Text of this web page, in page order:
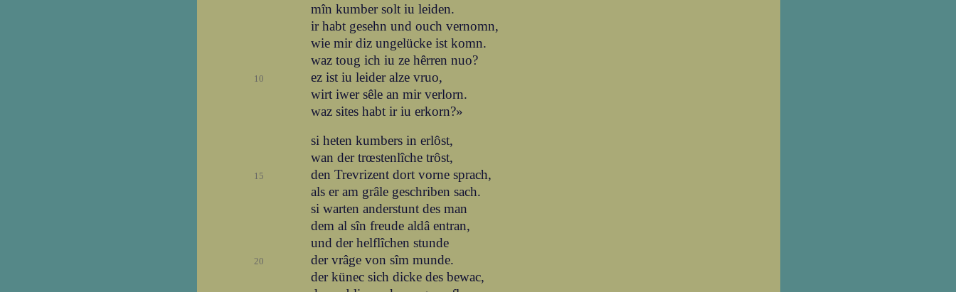
mîn kumber solt iu leiden.
ir habt gesehn und ouch vernomn,
wie mir diz ungelücke ist komn.
waz toug ich iu ze hêrren nuo?
10
ez ist iu leider alze vruo,
wirt iwer sêle an mir verlorn.
waz sites habt ir iu erkorn?»
si heten kumbers in erlôst,
wan der trœstenlîche trôst,
15
den Trevrizent dort vorne sprach,
als er am grâle geschriben sach.
si warten anderstunt des man
dem al sîn freude aldâ entran,
und der helflîchen stunde
20
der vrâge von sîm munde.
der künec sich dicke des bewac,